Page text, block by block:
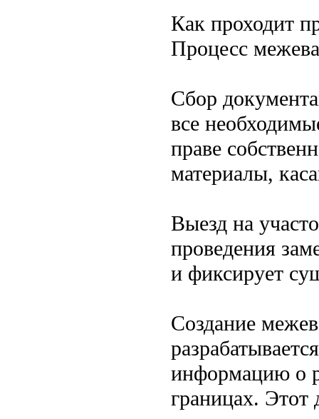
Как проходит
Процесс
Сбор
все
праве
материалы,
Выезд на
проведения
и фиксирует
Создание
информацию о
границах. Этот